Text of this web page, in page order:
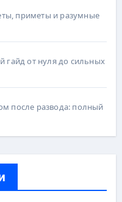
приметы и разумные
гайд от нуля до сильных
после развода: полный